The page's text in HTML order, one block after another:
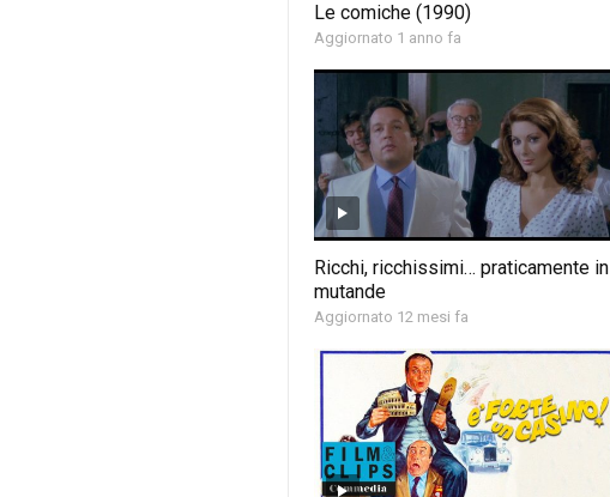
Le comiche (1990)
Aggiornato 1 anno fa
Ricchi, ricchissimi… praticamente in
mutande
Aggiornato 12 mesi fa